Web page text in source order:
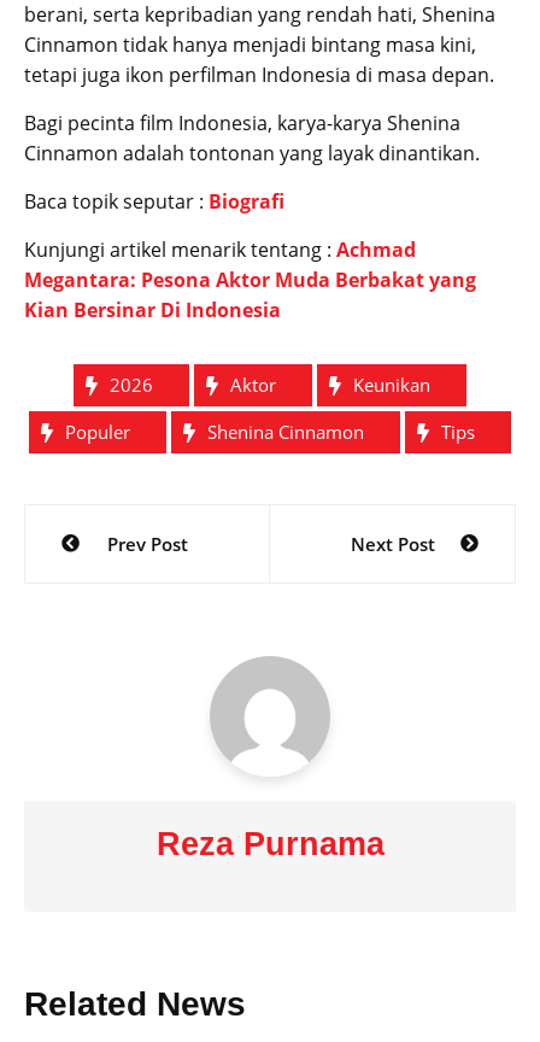
berani, serta kepribadian yang rendah hati, Shenina
Cinnamon tidak hanya menjadi bintang masa kini,
tetapi juga ikon perfilman Indonesia di masa depan.
Bagi pecinta film Indonesia, karya-karya Shenina
Cinnamon adalah tontonan yang layak dinantikan.
Baca topik seputar : Biografi
Kunjungi artikel menarik tentang : Achmad
Megantara: Pesona Aktor Muda Berbakat yang
Kian Bersinar Di Indonesia
2026 Aktor
Keunikan
Populer
Shenina Cinnamon Tips
navigation
Prev Post Next Post
Reza Purnama
Related News